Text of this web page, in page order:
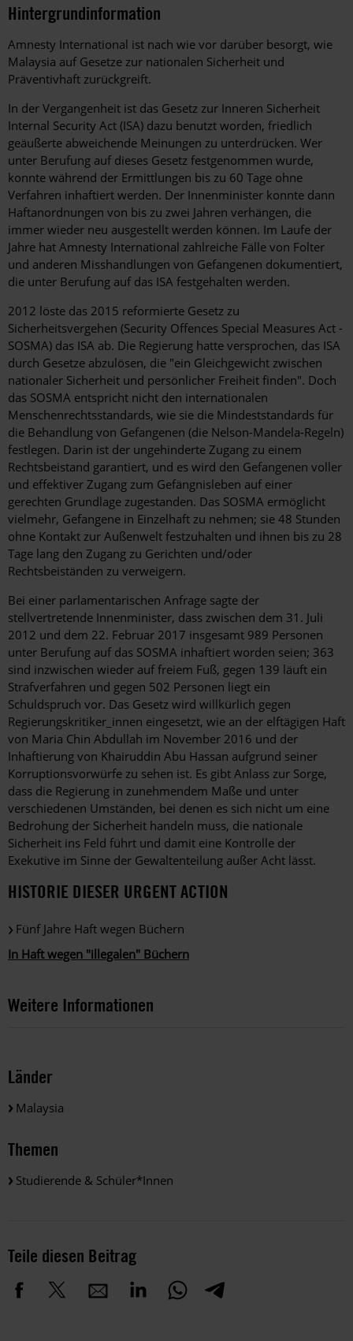
Hintergrundinformation
Hintergrund
Amnesty International ist nach wie vor darüber besorgt, wie
Malaysia auf Gesetze zur nationalen Sicherheit und
Präventivhaft zurückgreift.
In der Vergangenheit ist das Gesetz zur Inneren Sicherheit
Internal Security Act (ISA) dazu benutzt worden, friedlich
geäußerte abweichende Meinungen zu unterdrücken. Wer
unter Berufung auf dieses Gesetz festgenommen wurde,
konnte während der Ermittlungen bis zu 60 Tage ohne
Verfahren inhaftiert werden. Der Innenminister konnte dann
Haftanordnungen von bis zu zwei Jahren verhängen, die
immer wieder neu ausgestellt werden können. Im Laufe der
Jahre hat Amnesty International zahlreiche Fälle von Folter
und anderen Misshandlungen von Gefangenen dokumentiert,
die unter Berufung auf das ISA festgehalten werden.
2012 löste das 2015 reformierte Gesetz zu
Sicherheitsvergehen (Security Offences Special Measures Act -
SOSMA) das ISA ab. Die Regierung hatte versprochen, das ISA
durch Gesetze abzulösen, die "ein Gleichgewicht zwischen
nationaler Sicherheit und persönlicher Freiheit finden". Doch
das SOSMA entspricht nicht den internationalen
Menschenrechtsstandards, wie sie die Mindeststandards für
die Behandlung von Gefangenen (die Nelson-Mandela-Regeln)
festlegen. Darin ist der ungehinderte Zugang zu einem
Rechtsbeistand garantiert, und es wird den Gefangenen voller
und effektiver Zugang zum Gefängnisleben auf einer
gerechten Grundlage zugestanden. Das SOSMA ermöglicht
vielmehr, Gefangene in Einzelhaft zu nehmen; sie 48 Stunden
ohne Kontakt zur Außenwelt festzuhalten und ihnen bis zu 28
Tage lang den Zugang zu Gerichten und/oder
Rechtsbeiständen zu verweigern.
Bei einer parlamentarischen Anfrage sagte der
stellvertretende Innenminister, dass zwischen dem 31. Juli
2012 und dem 22. Februar 2017 insgesamt 989 Personen
unter Berufung auf das SOSMA inhaftiert worden seien; 363
sind inzwischen wieder auf freiem Fuß, gegen 139 läuft ein
Strafverfahren und gegen 502 Personen liegt ein
Schuldspruch vor. Das Gesetz wird willkürlich gegen
Regierungskritiker_innen eingesetzt, wie an der elftägigen Haft
von Maria Chin Abdullah im November 2016 und der
Inhaftierung von Khairuddin Abu Hassan aufgrund seiner
Korruptionsvorwürfe zu sehen ist. Es gibt Anlass zur Sorge,
dass die Regierung in zunehmendem Maße und unter
verschiedenen Umständen, bei denen es sich nicht um eine
Bedrohung der Sicherheit handeln muss, die nationale
Sicherheit ins Feld führt und damit eine Kontrolle der
Exekutive im Sinne der Gewaltenteilung außer Acht lässt.
HISTORIE DIESER URGENT ACTION
Fünf Jahre Haft wegen Büchern
In Haft wegen "illegalen" Büchern
Weitere Informationen
Länder
Malaysia
Themen
Studierende & Schüler*innen
Teile diesen Beitrag